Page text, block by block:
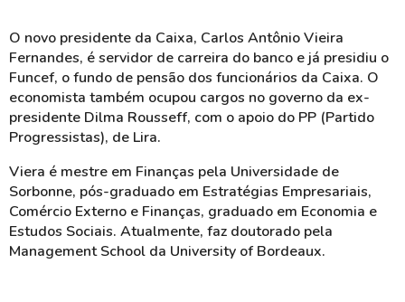
O novo presidente da Caixa, Carlos Antônio Vieira
Fernandes, é servidor de carreira do banco e já presidiu o
Funcef, o fundo de pensão dos funcionários da Caixa. O
economista também ocupou cargos no governo da ex-
presidente Dilma Rousseff, com o apoio do PP (Partido
Progressistas), de Lira.
Viera é mestre em Finanças pela Universidade de
Sorbonne, pós-graduado em Estratégias Empresariais,
Comércio Externo e Finanças, graduado em Economia e
Estudos Sociais. Atualmente, faz doutorado pela
Management School da University of Bordeaux.